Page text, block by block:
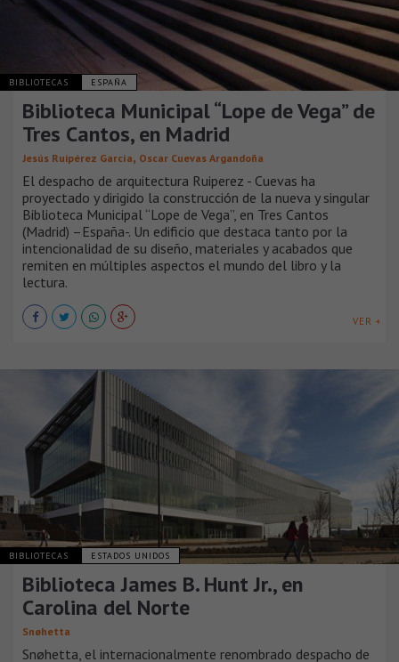
BIBLIOTECAS ESPAÑA
Biblioteca Municipal “Lope de Vega” de
Tres Cantos, en Madrid
Jesús Ruipérez García, Oscar Cuevas Argandoña
El despacho de arquitectura Ruiperez - Cuevas ha
proyectado y dirigido la construcción de la nueva y singular
Biblioteca Municipal “Lope de Vega”, en Tres Cantos
(Madrid) –España-. Un edificio que destaca tanto por la
intencionalidad de su diseño, materiales y acabados que
remiten en múltiples aspectos el mundo del libro y la
lectura.
VER +
BIBLIOTECAS ESTADOS UNIDOS
Biblioteca James B. Hunt Jr., en
Carolina del Norte
Snøhetta
Snøhetta, el internacionalmente renombrado despacho de